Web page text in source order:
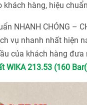
hàng, hiệu
NHANH CHÓNG –
vụ nhanh nhất hiện
của khách hàng
WIKA 213.53 (160